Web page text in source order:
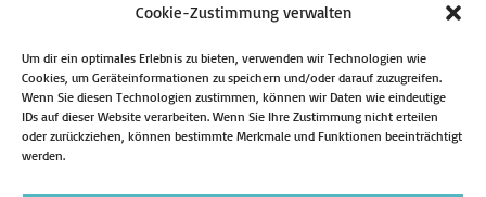
Cookie-Zustimmung verwalten
Um dir ein optimales Erlebnis zu bieten, verwenden wir Technologien wie
Cookies, um Geräteinformationen zu speichern und/oder darauf zuzugreifen.
Wenn Sie diesen Technologien zustimmen, können wir Daten wie eindeutige
IDs auf dieser Website verarbeiten. Wenn Sie Ihre Zustimmung nicht erteilen
oder zurückziehen, können bestimmte Merkmale und Funktionen beeinträchtigt
werden.
Wichtigstes Ziel: Die Kita muss geöffnet bleiben. Kinder brauchen
Betreuung. Die Situation in den Kitas bleibt landesweit
herausfordernd. Es darf nicht mehr passieren, dass Einrichtungen von
jetzt auf gleich schließen müssen. In den vergangenen 15 Jahren ist
die frühkindliche Bildung…
2. Februar 2026